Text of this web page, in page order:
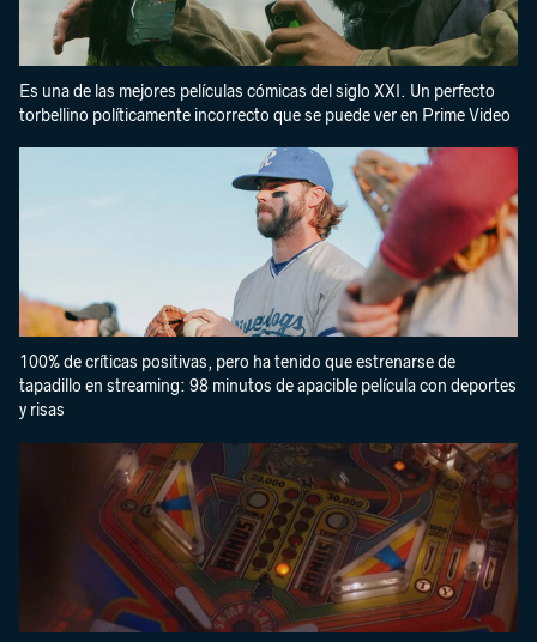
Es una de las mejores películas cómicas del siglo XXI. Un perfecto
torbellino políticamente incorrecto que se puede ver en Prime Video
100% de críticas positivas, pero ha tenido que estrenarse de
tapadillo en streaming: 98 minutos de apacible película con deportes
y risas